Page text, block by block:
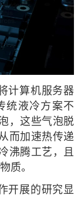
计算机服务器
统液冷方案不
，这些气泡脱
而加速热传递
沸腾工艺，且
质。
开展的研究显